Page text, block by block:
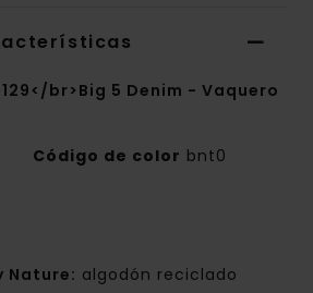
br>Big 5 Denim - Vaquero
Código de color bnt0
Nature: algodón reciclado